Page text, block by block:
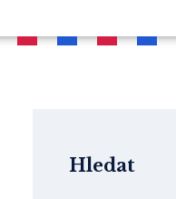
Hledat